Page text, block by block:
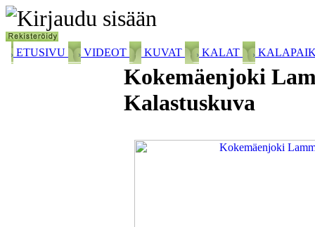
ETUSIVU VIDEOT KUVAT KALAT
Kokemäenjoki
Kalastuskuva